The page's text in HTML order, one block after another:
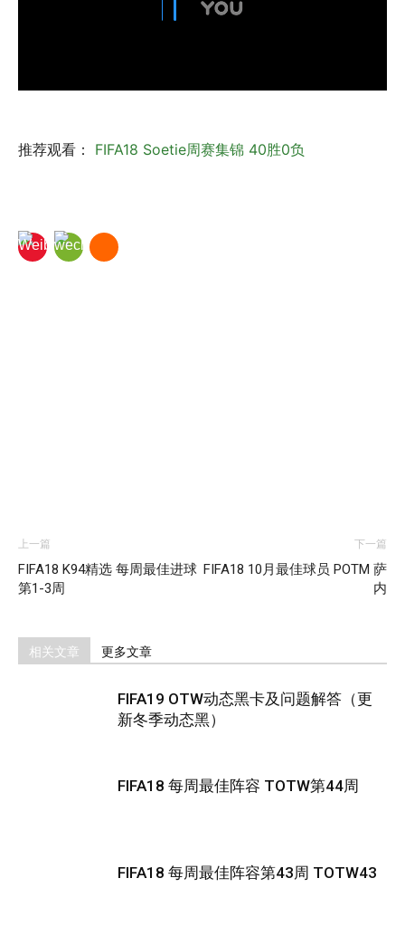
推荐观看： FIFA18 Soetie周赛集锦 40胜0负
上一篇
FIFA18 K94精选 每周最佳进球
第1-3周
下一篇
FIFA18 10月最佳球员 POTM 萨
内
相关文章 更多文章
FIFA19 OTW动态黑卡及问题解答（更
新冬季动态黑）
FIFA18 每周最佳阵容 TOTW第44周
FIFA18 每周最佳阵容第43周 TOTW43